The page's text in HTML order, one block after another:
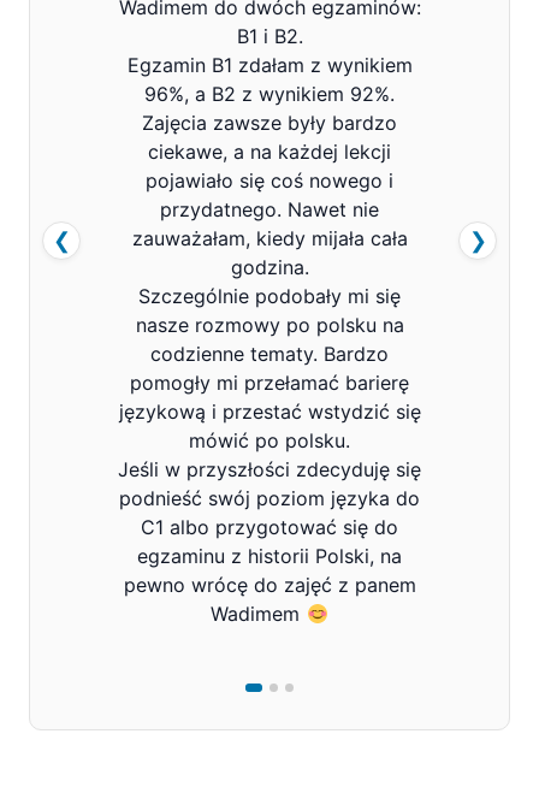
Wadimem do dwóch egzaminów:
B1 i B2.
Egzamin B1 zdałam z wynikiem
96%, a B2 z wynikiem 92%.
Zajęcia zawsze były bardzo
ciekawe, a na każdej lekcji
pojawiało się coś nowego i
przydatnego. Nawet nie
zauważałam, kiedy mijała cała
godzina.
Szczególnie podobały mi się
nasze rozmowy po polsku na
codzienne tematy. Bardzo
pomogły mi przełamać barierę
językową i przestać wstydzić się
mówić po polsku.
Jeśli w przyszłości zdecyduję się
podnieść swój poziom języka do
C1 albo przygotować się do
egzaminu z historii Polski, na
pewno wrócę do zajęć z panem
Wadimem
❮ ❯